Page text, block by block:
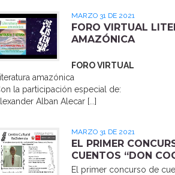
MARZO 31 DE 2021
FORO VIRTUAL
AMAZÓNICA
FORO VIRTUAL
Literatura amazónica
la participación especial de:
Alban Alecar [...]
MARZO 31 DE 2021
EL PRIMER
CUENTOS “DON
El primer concurso de